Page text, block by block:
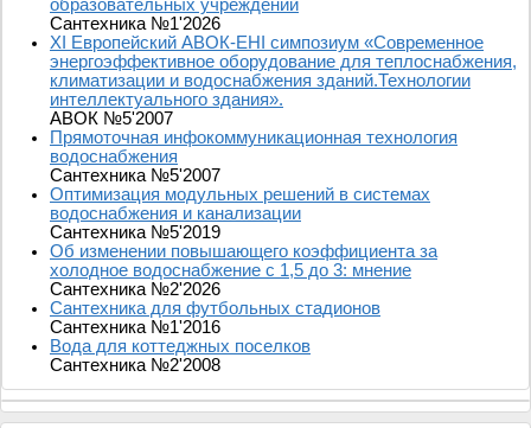
образовательных учреждений
Сантехника №1'2026
XI Европейский АВОК-EHI симпозиум «Современное
энергоэффективное оборудование для теплоснабжения,
климатизации и водоснабжения зданий.Технологии
интеллектуального здания».
АВОК №5'2007
Прямоточная инфокоммуникационная технология
водоснабжения
Сантехника №5'2007
Оптимизация модульных решений в системах
водоснабжения и канализации
Сантехника №5'2019
Об изменении повышающего коэффициента за
холодное водоснабжение с 1,5 до 3: мнение
Сантехника №2'2026
Сантехника для футбольных стадионов
Сантехника №1'2016
Вода для коттеджных поселков
Сантехника №2'2008